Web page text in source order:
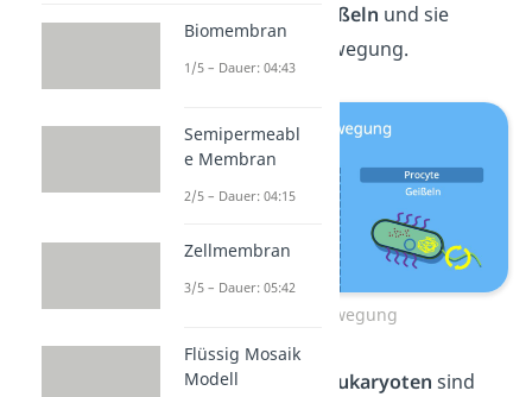
Geißeln und sie
dienen zur Fortbewegung.
Fortbewegung
Die Flagellen von Eukaryoten sind
Biomembran
1/5 – Dauer: 04:43
Semipermeabl
e Membran
2/5 – Dauer: 04:15
Zellmembran
3/5 – Dauer: 05:42
Flüssig Mosaik
Modell